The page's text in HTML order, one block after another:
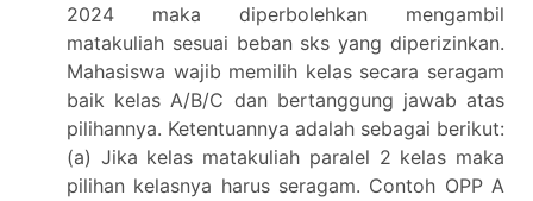
2024 maka diperbolehkan mengambil
matakuliah sesuai beban sks yang diperizinkan.
Mahasiswa wajib memilih kelas secara seragam
baik kelas A/B/C dan bertanggung jawab atas
pilihannya. Ketentuannya adalah sebagai berikut:
(a) Jika kelas matakuliah paralel 2 kelas maka
pilihan kelasnya harus seragam. Contoh OPP A